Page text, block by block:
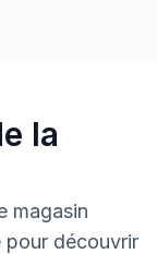
la
magasin
pour découvrir